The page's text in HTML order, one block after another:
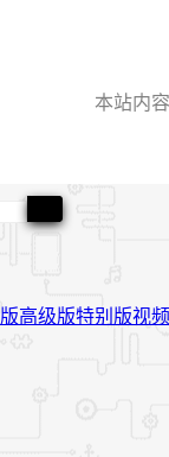
本站内
高级版特别版视频